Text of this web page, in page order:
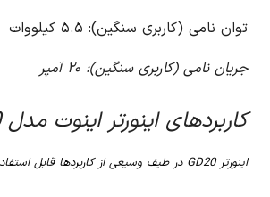
توان نامی (کاربری سنگین): ۵.۵ کیلووات
جریان نامی (کاربری سنگین): ۲۰ آمپر
کاربردهای اینورتر اینوت مدل GD20
اینورتر GD20 در طیف وسیعی از کاربردها قابل استفاده است، از جمله: